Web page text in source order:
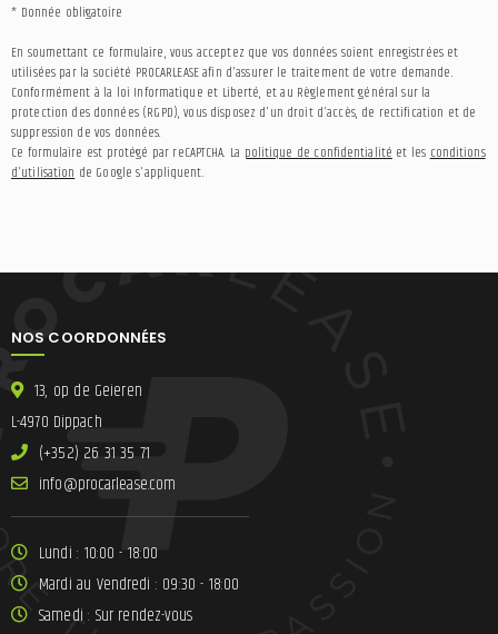
* Donnée obligatoire
En soumettant ce formulaire, vous acceptez que vos données soient enregistrées et
utilisées par la société PROCARLEASE afin d'assurer le traitement de votre demande.
Conformément à la loi Informatique et Liberté, et au Règlement général sur la
protection des données (RGPD), vous disposez d'un droit d'accès, de rectification et de
suppression de vos données.
Ce formulaire est protégé par reCAPTCHA. La politique de confidentialité et les conditions
d'utilisation de Google s'appliquent.
NOS COORDONNÉES
13, op de Geieren
L-4970 Dippach
(+352) 26 31 35 71
moc.esae
lracorp@of
ni
Lundi : 10:00 - 18:00
Mardi au Vendredi : 09:30 - 18:00
Samedi : Sur rendez-vous